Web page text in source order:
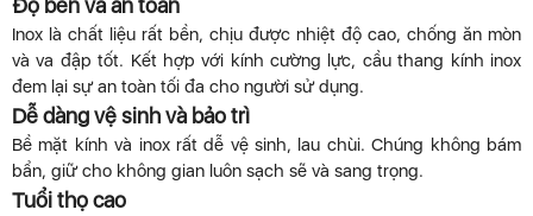
Inox là chất liệu rất bền, chịu được nhiệt độ cao, chống ăn mòn
và va đập tốt. Kết hợp với kính cường lực, cầu thang kính inox
đem lại sự an toàn tối đa cho người sử dụng.
Dễ dàng vệ sinh và bảo trì
Bề mặt kính và inox rất dễ vệ sinh, lau chùi. Chúng không bám
bẩn, giữ cho không gian luôn sạch sẽ và sang trọng.
Tuổi thọ cao